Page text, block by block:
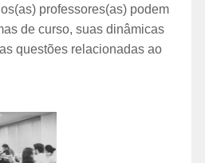
professores(as) podem
de curso, suas dinâmicas
questões relacionadas ao